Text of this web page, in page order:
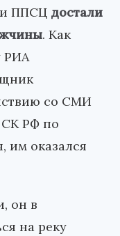
ППСЦ достали
. Как
РИА
со СМИ
СК РФ по
им оказался
он в
на реку